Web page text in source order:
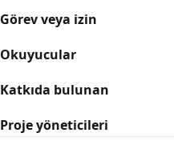
Görev veya izin
Okuyucular
Katkıda bulunan
Proje yöneticileri